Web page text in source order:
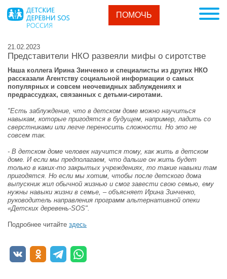
ПОМОЧЬ
21.02.2023
Представители НКО развеяли мифы о сиротстве
Наша коллега Ирина Зинченко и специалисты из других НКО
рассказали Агентству социальной информации о самых
популярных и совсем неочевидных заблуждениях и
предрассудках, связанных с детьми-сиротами.
"Есть заблуждение, что в детском доме можно научиться
навыкам, которые пригодятся в будущем, например, ладить со
сверстниками или легче переносить сложности. Но это не
совсем так.
- В детском доме человек научится тому, как жить в детском
доме. И если мы предполагаем, что дальше он жить будет
только в каких-то закрытых учреждениях, то такие навыки там
пригодятся. Но если мы хотим, чтобы после детского дома
выпускник жил обычной жизнью и смог завести свою семью, ему
нужны навыки жизни в семье, – объясняет Ирина Зинченко,
руководитель направления программ альтернативной опеки
«Детских деревень-SOS".
Подробнее читайте здесь